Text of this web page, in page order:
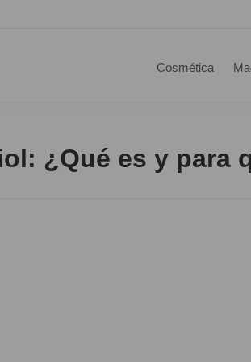
Cosmética
¿Qué es y para